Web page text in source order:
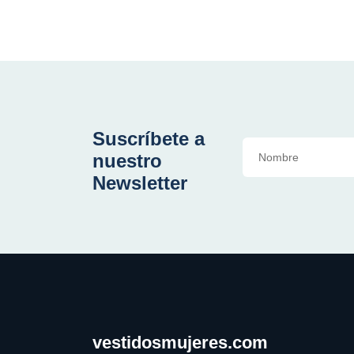
Suscríbete a
nuestro
Newsletter
vestidosmujeres.com